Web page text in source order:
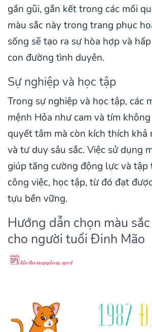
gần gũi, gắn kết trong các mối
màu sắc này trong trang phục
sống sẽ tạo ra sự hòa hợp và
con đường tình duyên.
Sự nghiệp và học tập
Trong sự nghiệp và học tập, các
mệnh Hỏa như cam và tím
quyết tâm mà còn kích thích khả
và tư duy sâu sắc. Việc sử dụng
giúp tăng cường động lực và
công việc, học tập, từ đó đạt
tựu bền vững.
Hướng dẫn chọn màu
cho người tuổi Đinh Mão